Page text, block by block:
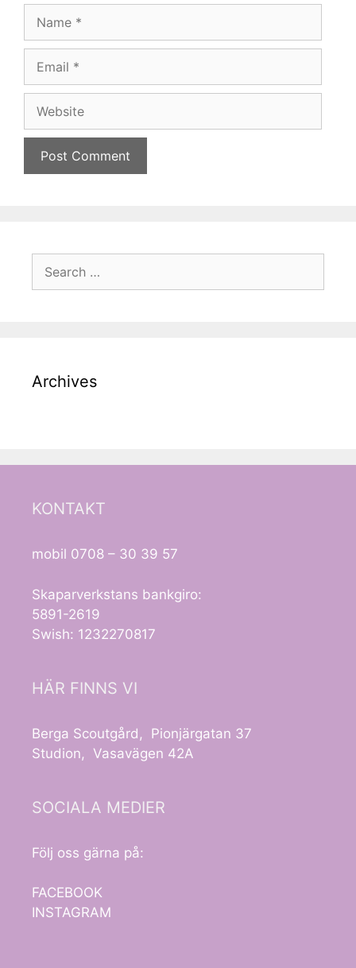
Archives
KONTAKT
mobil 0708 – 30 39 57
Skaparverkstans bankgiro:
5891-2619
Swish: 1232270817
HÄR FINNS VI
Berga Scoutgård, Pionjärgatan 37
Studion, Vasavägen 42A
SOCIALA MEDIER
Följ oss gärna på:
FACEBOOK
INSTAGRAM